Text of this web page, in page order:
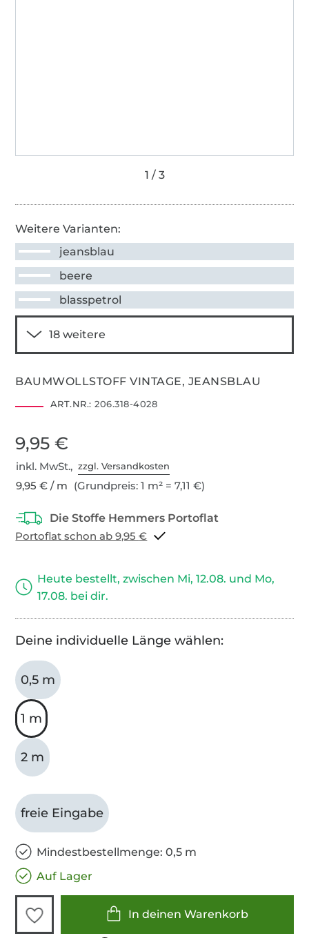
Weitere Varianten:
jeansblau
beere
blasspetrol
BAUMWOLLSTOFF VINTAGE, JEANSBLAU
ART.NR.: 206.318-4028
9,95 €
inkl. MwSt.,zzgl. Versandkosten
9,95 € / m (Grundpreis: 1 m² = 7,11 €)
Portoflat schon ab 9,95 €
Heute bestellt, zwischen Mi, 12.08. und Mo,
17.08. bei dir.
Deine individuelle Länge wählen:
0,5 m
1 m
2 m
freie Eingabe
Mindestbestellmenge: 0,5 m
Auf Lager
In deinen Warenkorb